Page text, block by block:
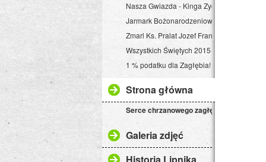
Nasza Gwiazda - Kinga Zygmunt
Jarmark Bożonarodzeniowy - Lipnik
Zmarl Ks. Pralat Jozef Franelak
Wszystkich Świętych 2015
1 % podatku dla Zagłębia!
Strona główna
Serce chrzanowego zagłębia
Galeria zdjęć